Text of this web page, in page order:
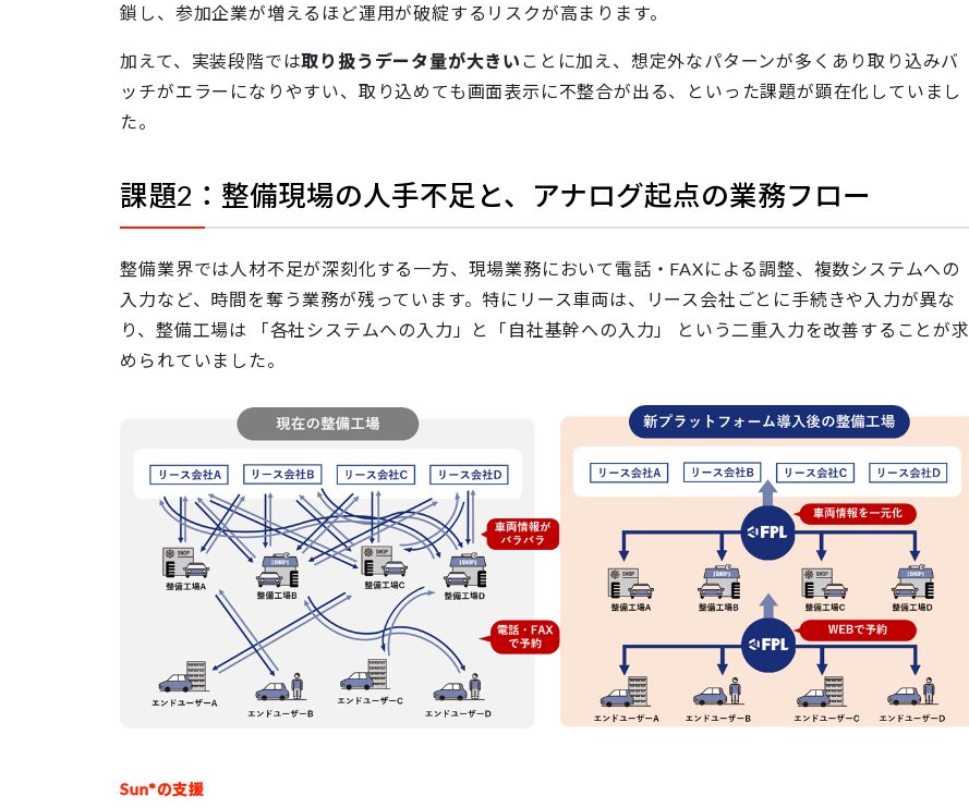
鎖し、参加企業が増えるほど運用が破綻するリスクが高まります。
加えて、実装段階では取り扱うデータ量が大きい ことに加え、想定外なパターンが多くあり取り込みバ
ッチがエラーになりやすい、取り込めても画面表示に不整合が出る、といった課題が顕在化していまし
た。
課題2：整備現場の人手不足と、アナログ起点の業務フロー
整備業界では人材不足が深刻化する一方、現場業務において電話・FAXによる調整、複数システムへの
入力など、時間を奪う業務が残っています。特にリース車両は、リース会社ごとに手続きや入力が異な
り、整備工場は 「各社システムへの入力」と「自社基幹への入力」 という二重入力を改善することが求
められていました。
Sun*の支援